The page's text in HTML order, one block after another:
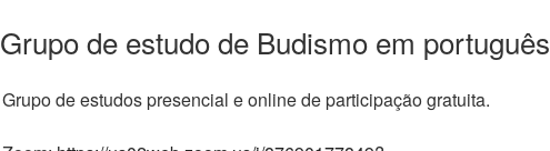
Grupo de estudo de Budismo em português
Grupo de estudos presencial e online de participação gratuita.